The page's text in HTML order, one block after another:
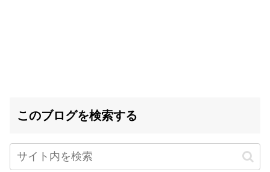
このブログを検索する